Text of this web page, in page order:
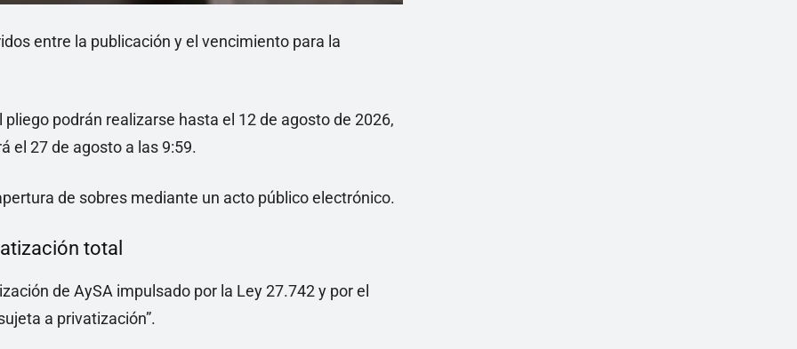
entre la publicación y el vencimiento para la
podrán realizarse hasta el 12 de agosto de 2026,
el 27 de agosto a las 9:59.
de sobres mediante un acto público electrónico.
total
de AySA impulsado por la Ley 27.742 y por el
a privatización”.